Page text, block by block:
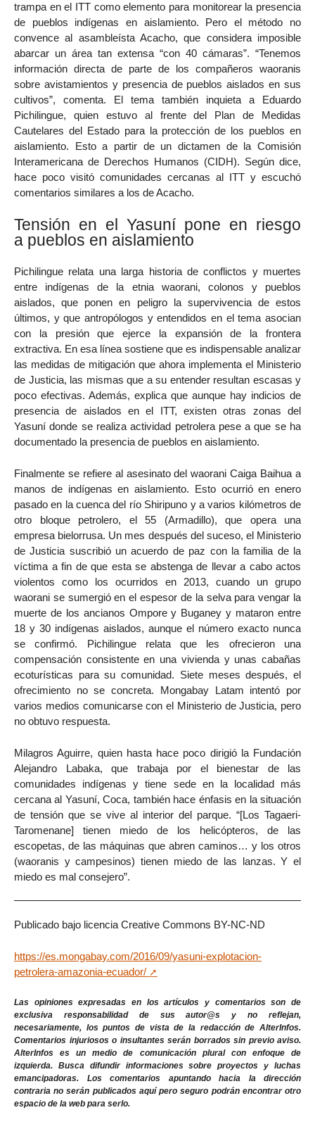
trampa en el ITT como elemento para monitorear la presencia
de pueblos indígenas en aislamiento. Pero el método no
convence al asambleísta Acacho, que considera imposible
abarcar un área tan extensa “con 40 cámaras”. “Tenemos
información directa de parte de los compañeros waoranis
sobre avistamientos y presencia de pueblos aislados en sus
cultivos”, comenta. El tema también inquieta a Eduardo
Pichilingue, quien estuvo al frente del Plan de Medidas
Cautelares del Estado para la protección de los pueblos en
aislamiento. Esto a partir de un dictamen de la Comisión
Interamericana de Derechos Humanos (CIDH). Según dice,
hace poco visitó comunidades cercanas al ITT y escuchó
comentarios similares a los de Acacho.
Tensión en el Yasuní pone en riesgo
a pueblos en aislamiento
Pichilingue relata una larga historia de conflictos y muertes
entre indígenas de la etnia waorani, colonos y pueblos
aislados, que ponen en peligro la supervivencia de estos
últimos, y que antropólogos y entendidos en el tema asocian
con la presión que ejerce la expansión de la frontera
extractiva. En esa línea sostiene que es indispensable analizar
las medidas de mitigación que ahora implementa el Ministerio
de Justicia, las mismas que a su entender resultan escasas y
poco efectivas. Además, explica que aunque hay indicios de
presencia de aislados en el ITT, existen otras zonas del
Yasuní donde se realiza actividad petrolera pese a que se ha
documentado la presencia de pueblos en aislamiento.
Finalmente se refiere al asesinato del waorani Caiga Baihua a
manos de indígenas en aislamiento. Esto ocurrió en enero
pasado en la cuenca del río Shiripuno y a varios kilómetros de
otro bloque petrolero, el 55 (Armadillo), que opera una
empresa bielorrusa. Un mes después del suceso, el Ministerio
de Justicia suscribió un acuerdo de paz con la familia de la
víctima a fin de que esta se abstenga de llevar a cabo actos
violentos como los ocurridos en 2013, cuando un grupo
waorani se sumergió en el espesor de la selva para vengar la
muerte de los ancianos Ompore y Buganey y mataron entre
18 y 30 indígenas aislados, aunque el número exacto nunca
se confirmó. Pichilingue relata que les ofrecieron una
compensación consistente en una vivienda y unas cabañas
ecoturísticas para su comunidad. Siete meses después, el
ofrecimiento no se concreta. Mongabay Latam intentó por
varios medios comunicarse con el Ministerio de Justicia, pero
no obtuvo respuesta.
Milagros Aguirre, quien hasta hace poco dirigió la Fundación
Alejandro Labaka, que trabaja por el bienestar de las
comunidades indígenas y tiene sede en la localidad más
cercana al Yasuní, Coca, también hace énfasis en la situación
de tensión que se vive al interior del parque. “[Los Tagaeri-
Taromenane] tienen miedo de los helicópteros, de las
escopetas, de las máquinas que abren caminos… y los otros
(waoranis y campesinos) tienen miedo de las lanzas. Y el
miedo es mal consejero”.
Publicado bajo licencia Creative Commons BY-NC-ND
https://es.mongabay.com/2016/09/yasuni-explotacion-
petrolera-amazonia-ecuador/
Las opiniones expresadas en los artículos y comentarios son de
exclusiva responsabilidad de sus autor@s y no reflejan,
necesariamente, los puntos de vista de la redacción de AlterInfos.
Comentarios injuriosos o insultantes serán borrados sin previo aviso.
AlterInfos es un medio de comunicación plural con enfoque de
izquierda. Busca difundir informaciones sobre proyectos y luchas
emancipadoras. Los comentarios apuntando hacia la dirección
contraria no serán publicados aquí pero seguro podrán encontrar otro
espacio de la web para serlo.